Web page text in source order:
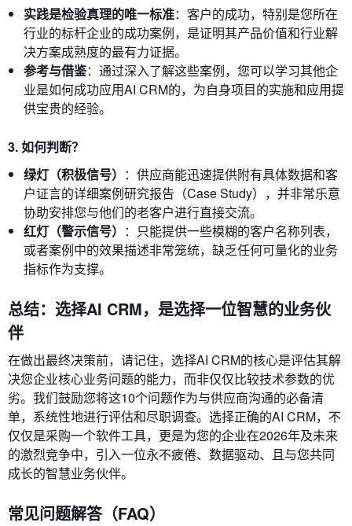
实践是检验真理的唯一标准：客户的成功，特别是您所在
行业的标杆企业的成功案例，是证明其产品价值和行业解
决方案成熟度的最有力证据。
参考与借鉴：通过深入了解这些案例，您可以学习其他企
业是如何成功应用AI CRM的，为自身项目的实施和应用提
供宝贵的经验。
3. 如何判断？
绿灯（积极信号） ：供应商能迅速提供附有具体数据和客
户证言的详细案例研究报告（Case Study），并非常乐意
协助安排您与他们的老客户进行直接交流。
红灯（警示信号） ：只能提供一些模糊的客户名称列表，
或者案例中的效果描述非常笼统，缺乏任何可量化的业务
指标作为支撑。
总结：选择AI CRM，是选择一位智慧的业务伙
伴
在做出最终决策前，请记住，选择AI CRM的核心是评估其解
决您企业核心业务问题的能力，而非仅仅比较技术参数的优
劣。我们鼓励您将这10个问题作为与供应商沟通的必备清
单，系统性地进行评估和尽职调查。选择正确的AI CRM，不
仅仅是采购一个软件工具，更是为您的企业在2026年及未来
的激烈竞争中，引入一位永不疲倦、数据驱动、且与您共同
成长的智慧业务伙伴。
常见问题解答（FAQ）